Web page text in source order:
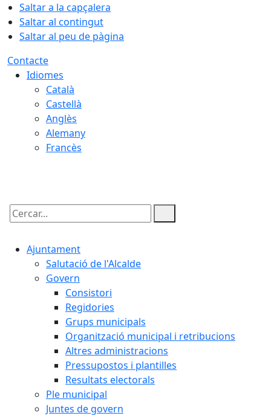
Saltar a la capçalera
Saltar al contingut
Saltar al peu de pàgina
Contacte
Idiomes
Català
Castellà
Anglès
Alemany
Francès
Cercar:
Ajuntament
Salutació de l'Alcalde
Govern
Consistori
Regidories
Grups municipals
Organització municipal i retribucions
Altres administracions
Pressupostos i plantilles
Resultats electorals
Ple municipal
Juntes de govern